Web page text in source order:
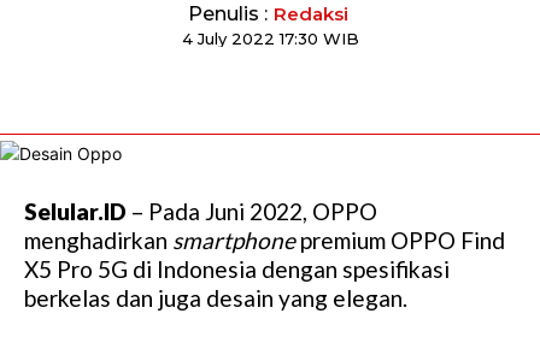
Penulis : Redaksi
4 July 2022 17:30 WIB
Selular.ID – Pada Juni 2022, OPPO
menghadirkan smartphonepremium OPPO Find
X5 Pro 5G di Indonesia dengan spesifikasi
berkelas dan juga desain yang elegan.